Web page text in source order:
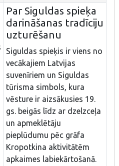
Par Siguldas spieķa
darināšanas tradīciju
uzturēšanu
Siguldas spieķis ir viens no
vecākajiem Latvijas
suvenīriem un Siguldas
tūrisma simbols, kura
vēsture ir aizsākusies 19.
gs. beigās līdz ar dzelzceļa
un apmeklētāju
pieplūdumu pēc grāfa
Kropotkina aktivitātēm
apkaimes labiekārtošanā.